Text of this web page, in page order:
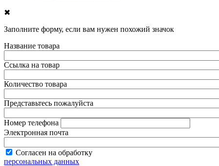
✖
Заполните форму, если вам нужен похожий значок
Название товара
Ссылка на товар
Количество товара
Представьтесь пожалуйста
Номер телефона
Электронная почта
Согласен на обработку
персональных данных